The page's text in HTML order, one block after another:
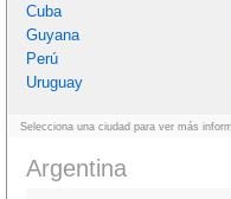
Cuba
Guyana
Perú
Uruguay
Selecciona una ciudad para ver más
Argentina